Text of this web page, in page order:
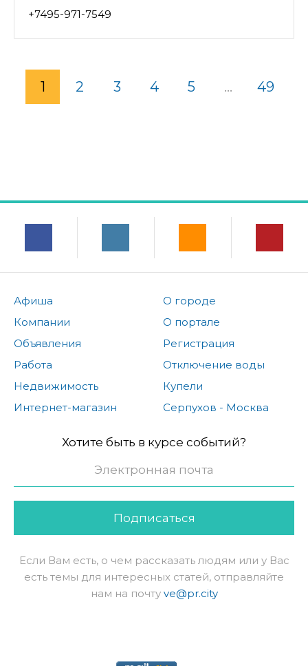
+7495-971-7549
1 2 3 4 5 ... 49
Афиша
Компании
Объявления
Работа
Недвижимость
Интернет-магазин
О городе
О портале
Регистрация
Отключение воды
Купели
Серпухов - Москва
Хотите быть в курсе событий?
Подписаться
Если Вам есть, о чем рассказать людям или у Вас
есть темы для интересных статей, отправляйте
нам на почту ve@pr.city